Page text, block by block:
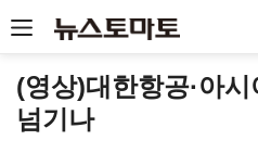
(영상)대한항공·아시
넘기나